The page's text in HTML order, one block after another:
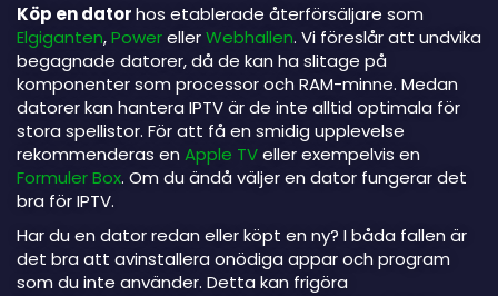
Köp en datorhos etablerade återförsäljare som
Elgiganten,PowerellerWebhallen. Vi föreslår att undvika
begagnade datorer, då de kan ha slitage på
komponenter som processor och RAM-minne. Medan
datorer kan hantera IPTV är de inte alltid optimala för
stora spellistor. För att få en smidig upplevelse
rekommenderas en Apple TVeller exempelvis en
Formuler Box. Om du ändå väljer en dator fungerar det
bra för IPTV.
Har du en dator redan eller köpt en ny? I båda fallen är
det bra att avinstallera onödiga appar och program
som du inte använder. Detta kan frigöra